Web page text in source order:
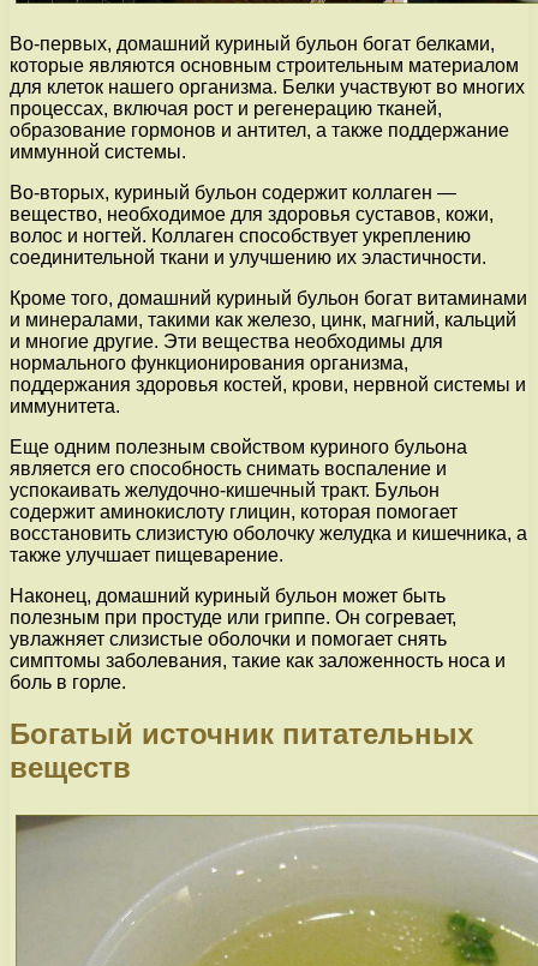
Во-первых, домашний куриный бульон богат белками,
которые являются основным строительным материалом
для клеток нашего организма. Белки участвуют во многих
процессах, включая рост и регенерацию тканей,
образование гормонов и антител, а также поддержание
иммунной системы.
Во-вторых, куриный бульон содержит коллаген —
вещество, необходимое для здоровья суставов, кожи,
волос и ногтей. Коллаген способствует укреплению
соединительной ткани и улучшению их эластичности.
Кроме того, домашний куриный бульон богат витаминами
и минералами, такими как железо, цинк, магний, кальций
и многие другие. Эти вещества необходимы для
нормального функционирования организма,
поддержания здоровья костей, крови, нервной системы и
иммунитета.
Еще одним полезным свойством куриного бульона
является его способность снимать воспаление и
успокаивать желудочно-кишечный тракт. Бульон
содержит аминокислоту глицин, которая помогает
восстановить слизистую оболочку желудка и кишечника, а
также улучшает пищеварение.
Наконец, домашний куриный бульон может быть
полезным при простуде или гриппе. Он согревает,
увлажняет слизистые оболочки и помогает снять
симптомы заболевания, такие как заложенность носа и
боль в горле.
Богатый источник питательных
веществ